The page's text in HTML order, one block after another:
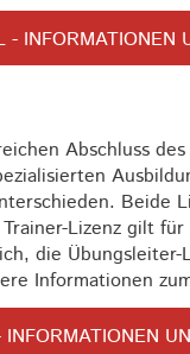
- INFORMATIONEN
Abschluss
Beide
Lizenz gilt
die
Informationen